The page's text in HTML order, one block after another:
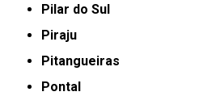
Pilar do Sul
Piraju
Pitangueiras
Pontal